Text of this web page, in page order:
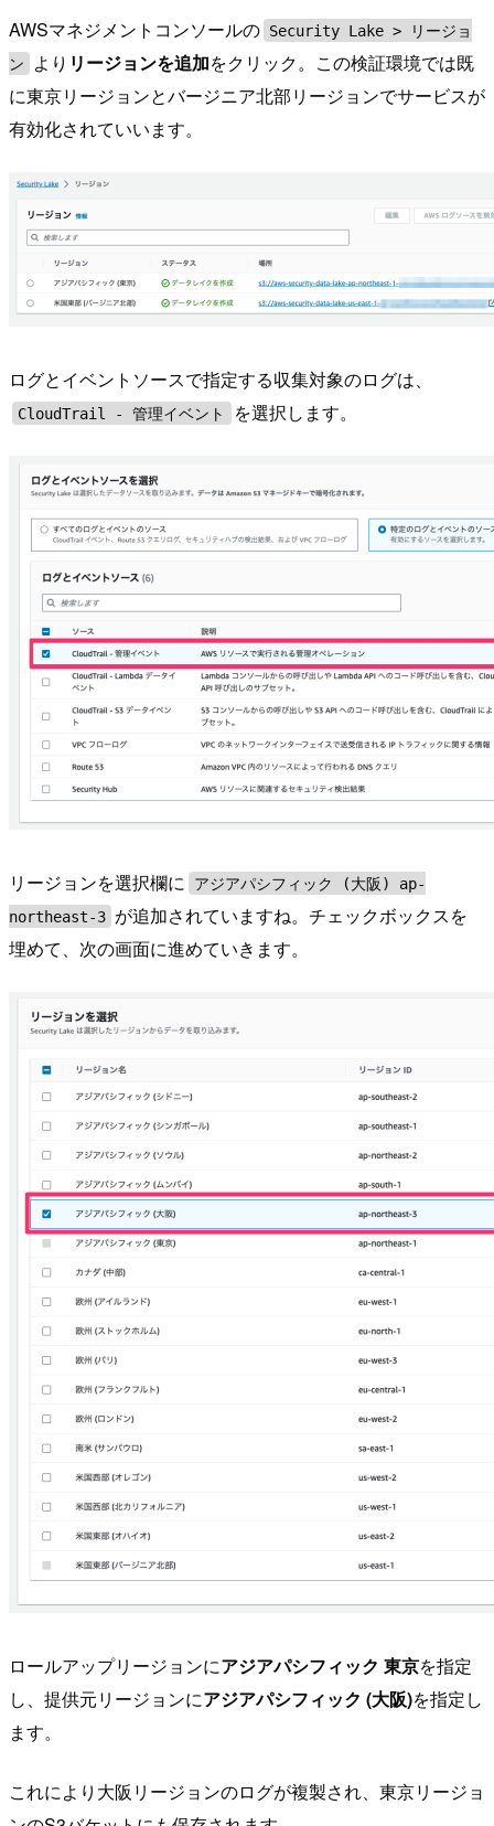
AWSマネジメントコンソールの Security Lake > リージョ
ン
より リージョンを追加をクリック。この検証環境では既
に東京リージョンとバージニア北部リージョンでサービスが
有効化されていいます。
ログとイベントソースで指定する収集対象のログは、
CloudTrail - 管理イベント を選択します。
リージョンを選択欄に
アジアパシフィック (大阪) ap-
northeast-3 が追加されていますね。チェックボックスを
埋めて、次の画面に進めていきます。
ロールアップリージョンにアジアパシフィック 東京を指定
し、提供元リージョンにアジアパシフィック (大阪)を指定し
ます。
これにより大阪リージョンのログが複製され、東京リージョ